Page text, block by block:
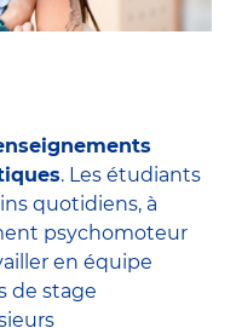
. Les étudiants
quotidiens, à
psychomoteur
en équipe
de stage